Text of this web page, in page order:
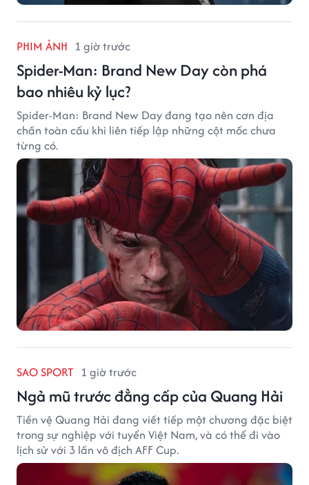
PHIM ẢNH 1 giờ trước
Spider-Man: Brand New Day còn phá
bao nhiêu kỷ lục?
Spider-Man: Brand New Day đang tạo nên cơn địa
chấn toàn cầu khi liên tiếp lập những cột mốc chưa
từng có.
SAO SPORT 1 giờ trước
Ngả mũ trước đẳng cấp của Quang Hải
Tiền vệ Quang Hải đang viết tiếp một chương đặc biệt
trong sự nghiệp với tuyển Việt Nam, và có thể đi vào
lịch sử với 3 lần vô địch AFF Cup.